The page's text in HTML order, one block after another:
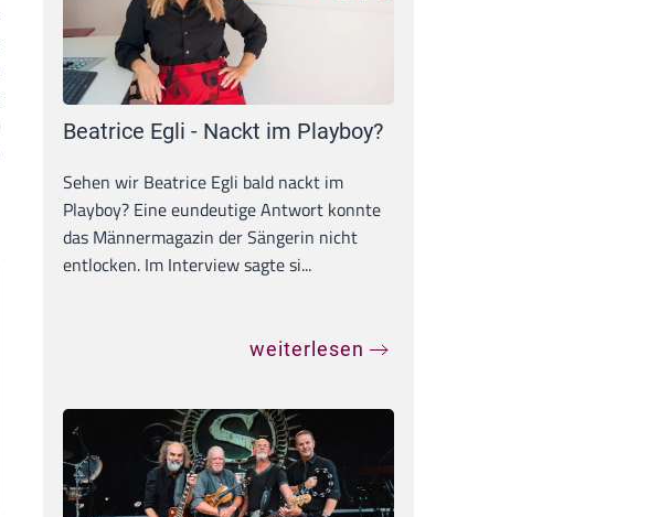
Beatrice Egli - Nackt im Playboy?
Sehen wir Beatrice Egli bald nackt im
Playboy? Eine eundeutige Antwort konnte
das Männermagazin der Sängerin nicht
entlocken. Im Interview sagte si...
weiterlesen